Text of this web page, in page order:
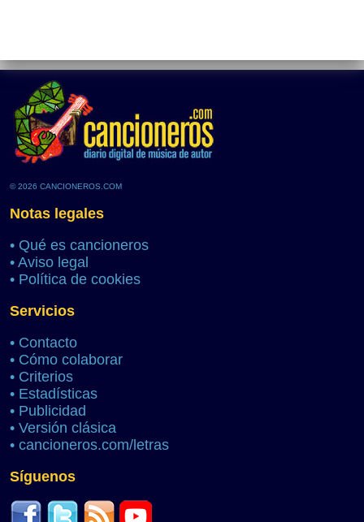
© 2026 CANCIONEROS.COM
Notas legales
• Qué es cancioneros
• Aviso legal
• Política de cookies
Servicios
• Contacto
• Cómo colaborar
• Criterios
• Estadísticas
• Publicidad
• Versión clásica
• cancioneros.com/letras
Síguenos